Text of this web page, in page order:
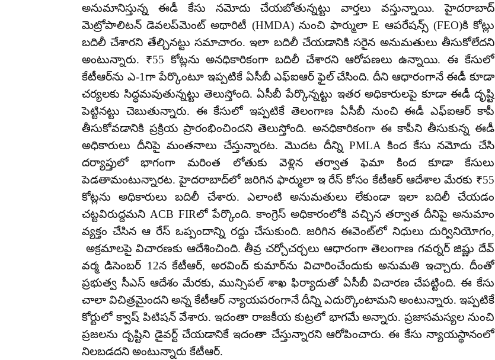
అనుమానిస్తున్న ఈడీ కేసు నమోదు చేయబోతున్నట్టు వార్తలు వస్తున్నాయి. హైదరాబాద్
మెట్రోపాలిటన్ డెవలప్‌మెంట్ అథారిటీ (HMDA) నుంచి ఫార్ములా E ఆపరేషన్స్ (FEO)కి కోట్లు
బదిలీ చేశారని తేల్చినట్టు సమాచారం. ఇలా బదిలీ చేయడానికి సరైన అనుమతులు తీసుకోలేదని
అంటున్నారు. ₹55 కోట్లను అనధికారికంగా బదిలీ చేశారని ఆరోపణలు ఉన్నాయి. ఈ కేసులో
కేటీఆర్‌ను ఎ-1గా పేర్కొంటూ ఇప్పటికే ఏసీబీ ఎఫ్‌ఐఆర్‌ ఫైల్ చేసింది. దీని ఆధారంగానే ఈడీ కూడా
చర్యలకు సిద్ధమవుతున్నట్టు తెలుస్తోంది. ఏసీబీ పేర్కొన్నట్టు ఇతర అధికారులపై కూడా ఈడీ దృష్టి
పెట్టినట్టు చెబుతున్నారు. ఈ కేసులో ఇప్పటికే తెలంగాణ ఏసీబీ నుంచి ఈడీ ఎఫ్‌ఐఆర్‌ కాపీ
తీసుకోవడానికి ప్రక్రియ ప్రారంభించిందని తెలుస్తోంది. అనధికారికంగా ఈ కాపీని తీసుకున్న ఈడీ
అధికారులు దీనిపై మంతనాలు చేస్తున్నారట. మొదట దీన్ని PMLA కింద కేసు నమోదు చేసి
దర్యాప్తులో భాగంగా మరింత లోతుకు వెళ్లిన తర్వాత ఫెమా కింద కూడా కేసులు
పెడతామంటున్నారట. హైదరాబాద్‌లో జరిగిన ఫార్ములా ఇ రేస్‌ కోసం కేటీఆర్ ఆదేశాల మేరకు ₹55
కోట్లను అధికారులు బదిలీ చేశారు. ఎలాంటి అనుమతులు లేకుండా ఇలా బదిలీ చేయడం
చట్టవిరుద్దమని ACB FIRలో పేర్కొంది. కాంగ్రెస్ అధికారంలోకి వచ్చిన తర్వాత దీనిపై అనుమాం
వ్యక్తం చేసిన ఆ రేస్‌ ఒప్పందాన్ని రద్దు చేసుకుంది. జరిగిన ఈవెంట్‌లో నిధులు దుర్వినియోగం,
అక్రమాలపై విచారణకు ఆదేశించింది. తీవ్ర చర్చోచర్చలు ఆధారంగా తెలంగాణ గవర్నర్ జిష్ణు దేవ్
వర్మ డిసెంబర్ 12న కేటీఆర్, అరవింద్ కుమార్‌ను విచారించేందుకు అనుమతి ఇచ్చారు. దీంతో
ప్రభుత్వ సీఎస్‌ ఆదేశం మేరకు, మున్సిపల్ శాఖ ఫిర్యాదుతో ఏసీబీ విచారణ చేపట్టింది. ఈ కేసు
చాలా విచిత్రమైందని అన్న కేటీఆర్‌ న్యాయపరంగానే దీన్ని ఎదుర్కొంటామని అంటున్నారు. ఇప్పటికే
కోర్టులో క్వాష్ పిటిషన్ వేశారు. ఇదంతా రాజకీయ కుట్రలో భాగమే అన్నారు. ప్రజాసమస్యల నుంచి
ప్రజలను దృష్టిని డైవర్ట్ చేయడానికే ఇదంతా చేస్తున్నారని ఆరోపించారు. ఈ కేసు న్యాయస్థానంలో
నిలబడదని అంటున్నారు కేటీఆర్.